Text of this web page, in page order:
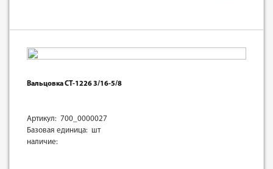
Вальцовка CТ-1226 3/16-5/8
Артикул: 700_0000027
Базовая единица: шт
наличие: